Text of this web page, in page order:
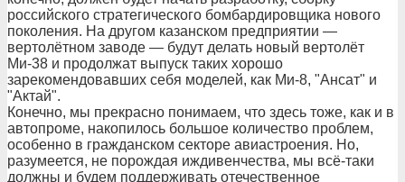
российского стратегического бомбардировщика нового
поколения. На другом казанском предприятии —
вертолётном заводе — будут делать новый вертолёт
Ми-38 и продолжат выпуск таких хорошо
зарекомендовавших себя моделей, как Ми-8, "Ансат" и
"Актай".
Конечно, мы прекрасно понимаем, что здесь тоже, как и в
автопроме, накопилось большое количество проблем,
особенно в гражданском секторе авиастроения. Но,
разумеется, не порождая иждивенчества, мы всё-таки
должны и будем поддерживать отечественное